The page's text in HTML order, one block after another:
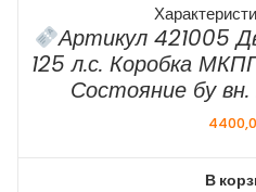
Артикул 421005
125 л.с. Коробка
Состояние бу
В